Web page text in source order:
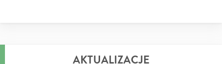
AKTUALIZACJE